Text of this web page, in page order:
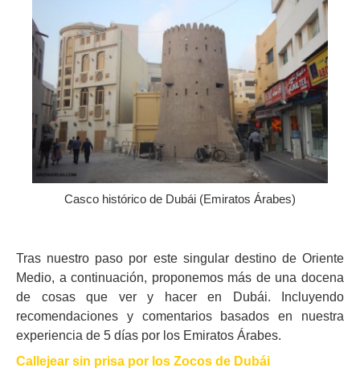
Casco histórico de Dubái (Emiratos Árabes)
Tras nuestro paso por este singular destino de Oriente
Medio, a continuación, proponemos más de una docena
de cosas que ver y hacer en Dubái. Incluyendo
recomendaciones y comentarios basados en nuestra
experiencia de 5 días por los Emiratos Árabes.
Callejear sin prisa por los Zocos de Dubái